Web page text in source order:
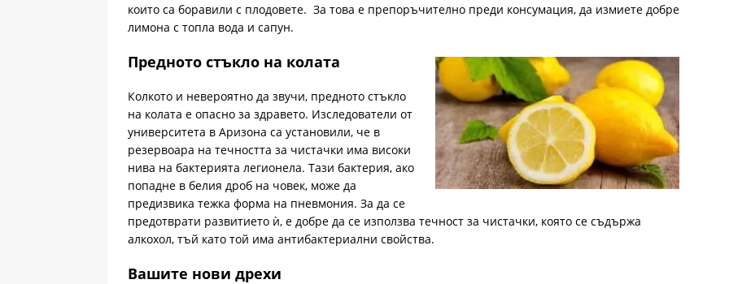
които са боравили с плодовете. За това е препоръчително преди консумация, да измиете добре
лимона с топла вода и сапун.
Предното стъкло на колата
Колкото и невероятно да звучи, предното стъкло
на колата е опасно за здравето. Изследователи от
университета в Аризона са установили, че в
резервоара на течността за чистачки има високи
нива на бактерията легионела. Тази бактерия, ако
попадне в белия дроб на човек, може да
предизвика тежка форма на пневмония. За да се
предотврати развитието ѝ, е добре да се използва течност за чистачки, която се съдържа
алкохол, тъй като той има антибактериални свойства.
Вашите нови дрехи